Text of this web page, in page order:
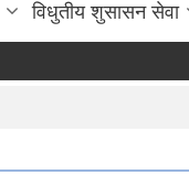
विधुतीय शुसासन सेवा